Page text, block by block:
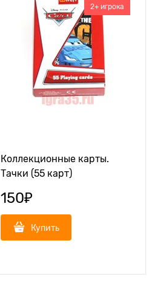
Коллекционные карты.
Тачки (55 карт)
2+ игрока
150₽
Купить